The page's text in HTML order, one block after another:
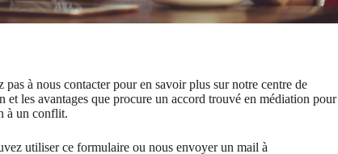
pas à nous contacter pour en savoir plus sur notre centre de
et les avantages que procure un accord trouvé en médiation pour
à un conflit.
utiliser ce formulaire ou nous envoyer un mail à